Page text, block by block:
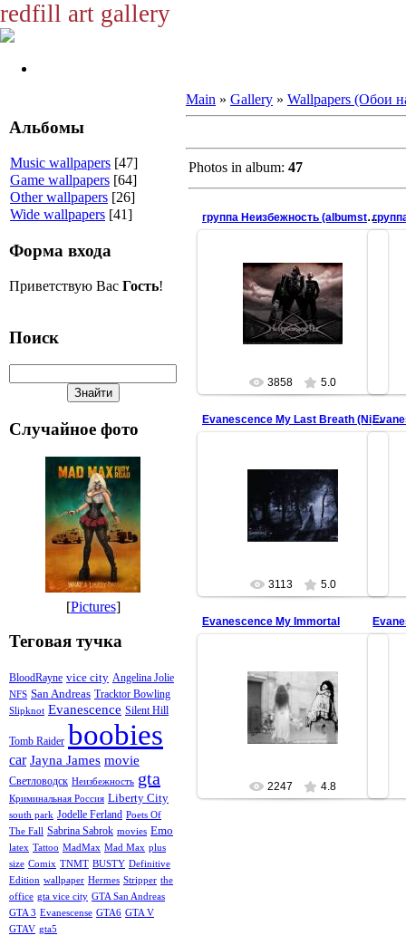
redfill art gallery
Альбомы
Music wallpapers [47]
Game wallpapers [64]
Other wallpapers [26]
Wide wallpapers [41]
Форма входа
Приветствую Вас Гость!
Поиск
Случайное фото
[Pictures]
Теговая тучка
BloodRayne vice city Angelina Jolie
NFS San Andreas Tracktor Bowling
Slipknot Evanescence Silent Hill
Tomb Raider boobies
car Jayna James movie
Светловодск Неизбежность gta
Криминальная Россия Liberty City
south park Jodelle Ferland Poets Of
The Fall Sabrina Sabrok movies Emo
latex Tattoo MadMax Mad Max plus
size Comix TNMT BUSTY Definitive
Edition wallpaper Hermes Stripper the
office gta vice city GTA San Andreas
GTA 3 Evanescense GTA6 GTA V
GTAV gta5
Main » Gallery » Wallpapers (Обои
Photos in album: 47
группа Неизбежность (albumstyle)
27.04.2008
Светловодская группа, играющая
в стиле melodic-black metal с
социально-моральной лирикой
(melodic-black metal ...
redfill
3858 5.0
Evanescence My Last Breath (Night Edition)
02.03.2008
redfill
3113 5.0
Evanescence My Immortal
02.03.2008
redfill
2247 4.8